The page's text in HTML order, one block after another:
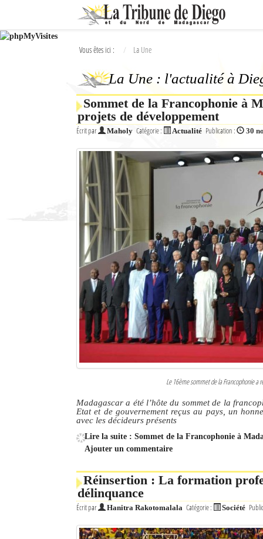
Ok
L'actualité à Diego Suarez
L'actualité du tourisme
Vous êtes ici : La Une
La Une : l'actualité à
Sommet de la Francophonie à
projets de développement
Écrit par Maholy Catégorie : Actualité Publication : 30
Le 16ème sommet de la Francophonie a
Madagascar a été l’hôte du sommet de la
Etat et de gouvernement reçus au pays, un
avec les décideurs présents
Lire la suite : Sommet de la Francophonie à
Ajouter un commentaire
Réinsertion : La formation
délinquance
Écrit par Hanitra Rakotomalala Catégorie : Société